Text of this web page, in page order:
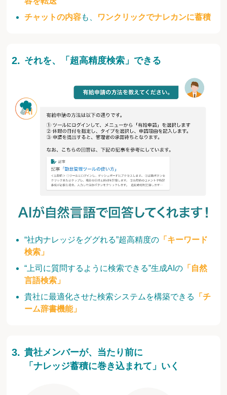
チャットの内容も、 ワンクリックでナレカンに蓄積
“社内ナレッジをググれる”超高精度の 「キーワード
検索」
“上司に質問するように検索できる”生成AIの 「自然
言語検索」
貴社に最適化させた検索システムを構築できる
「チ
ーム辞書機能」
それを、「超高精度検索」できる
貴社メンバーが、当たり前に
「ナレッジ蓄積に巻き込まれて」いく